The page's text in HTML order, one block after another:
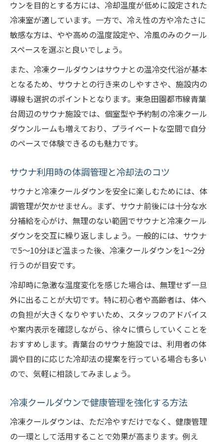
ウンを目的とする方には、冷却温度が低めに設定された
冷凍室が適しています。一方で、冷え性の方や冷たさに
敏感な方は、やや高めの温度設定や、冷風のみのクール
スペースを選ぶと良いでしょう。
また、冷凍クールダウンはサウナとの温冷交代浴が基本
となるため、サウナとの行き来のしやすさや、施設内の
導線も選択のポイントとなります。東急田園都市線青葉
台周辺のサウナ施設では、個室型や予約制の冷凍クール
ダウンルームも増えており、プライベートな空間で自分
のペースで体験できるのも魅力です。
サウナ利用時の体調管理と冷却法のコツ
サウナと冷凍クールダウンを安全に楽しむためには、体
調管理が欠かせません。まず、サウナ前後には十分な水
分補給を心がけ、無理のない範囲でサウナと冷凍クール
ダウンを交互に繰り返しましょう。一般的には、サウナ
で5〜10分ほど温まった後、冷凍クールダウンを1〜2分
行うのが目安です。
冷却時に急激な温度変化を感じた場合は、無理せず一旦
外に出ることが大切です。特に初心者や高齢者は、体へ
の負担が大きくなりやすいため、スタッフのアドバイス
や案内表示を確認しながら、徐々に慣らしていくことを
おすすめします。青葉台のサウナ施設では、利用者の体
調や目的に応じた冷却法の提案を行っている場合も多い
ので、気軽に相談してみましょう。
冷凍クールダウンで健康管理を強化する方法
冷凍クールダウンは、ただ冷やすだけでなく、健康管理
の一環として活用することで効果が高まります。例え